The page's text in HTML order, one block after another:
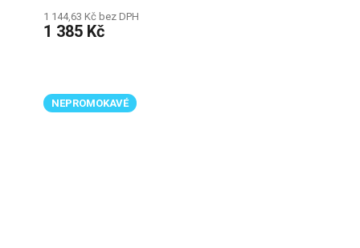
1 144,63 Kč bez DPH
1 385 Kč
NEPROMOKAVÉ